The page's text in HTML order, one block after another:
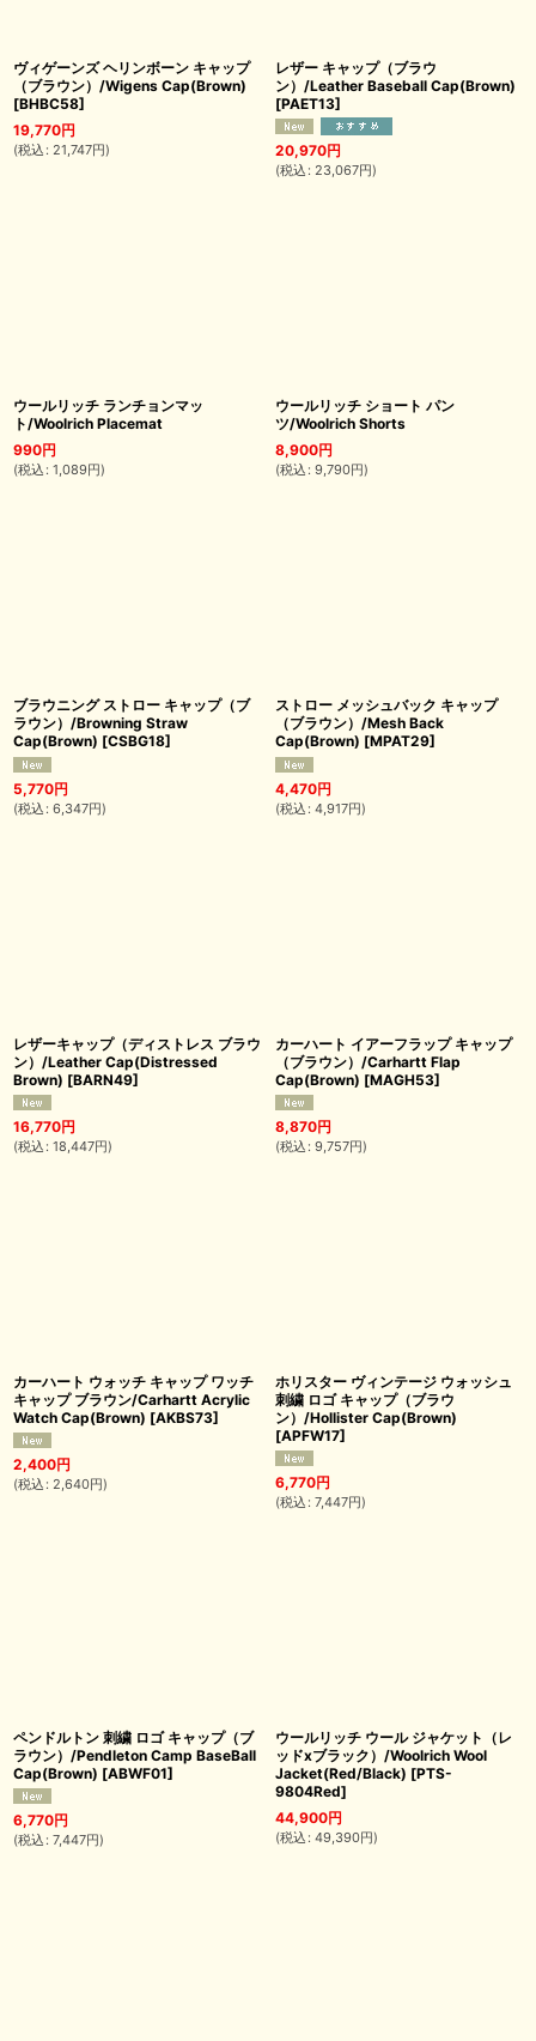
ヴィゲーンズ ヘリンボーン キャップ
（ブラウン）/Wigens Cap(Brown)
[BHBC58]
19,770円
(税込 : 21,747円)
レザー キャップ（ブラウ
ン）/Leather Baseball Cap(Brown)
[PAET13]
20,970円
(税込 : 23,067円)
ウールリッチ ランチョンマッ
ト/Woolrich Placemat
990円
(税込 : 1,089円)
ウールリッチ ショート パン
ツ/Woolrich Shorts
8,900円
(税込 : 9,790円)
ブラウニング ストロー キャップ（ブ
ラウン）/Browning Straw
Cap(Brown) [CSBG18]
5,770円
(税込 : 6,347円)
ストロー メッシュバック キャップ
（ブラウン）/Mesh Back
Cap(Brown) [MPAT29]
4,470円
(税込 : 4,917円)
レザーキャップ（ディストレス ブラウ
ン）/Leather Cap(Distressed
Brown) [BARN49]
16,770円
(税込 : 18,447円)
カーハート イアーフラップ キャップ
（ブラウン）/Carhartt Flap
Cap(Brown) [MAGH53]
8,870円
(税込 : 9,757円)
カーハート ウォッチ キャップ ワッチ
キャップ ブラウン/Carhartt Acrylic
Watch Cap(Brown) [AKBS73]
2,400円
(税込 : 2,640円)
ホリスター ヴィンテージ ウォッシュ
刺繍 ロゴ キャップ（ブラウ
ン）/Hollister Cap(Brown)
[APFW17]
6,770円
(税込 : 7,447円)
ペンドルトン 刺繍 ロゴ キャップ（ブ
ラウン）/Pendleton Camp BaseBall
Cap(Brown) [ABWF01]
6,770円
(税込 : 7,447円)
ウールリッチ ウール ジャケット（レ
ッドxブラック）/Woolrich Wool
Jacket(Red/Black) [PTS-
9804Red]
44,900円
(税込 : 49,390円)